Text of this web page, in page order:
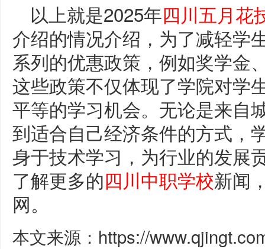
以上就是2025年四川五月花
介绍的情况介绍，为了减轻学
系列的优惠政策，例如奖学金
这些政策不仅体现了学院对学
平等的学习机会。无论是来自
到适合自己经济条件的方式，
身于技术学习，为行业的发展
了解更多的四川中职学校新闻
网。
本文来源：https://